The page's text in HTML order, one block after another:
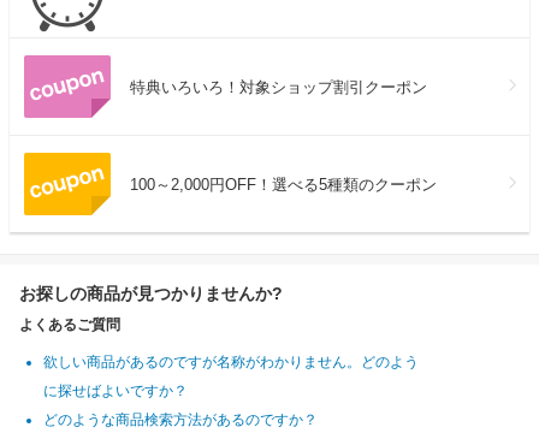
特典いろいろ！対象ショップ割引クーポン
100～2,000円OFF！選べる5種類のクーポン
お探しの商品が見つかりませんか?
よくあるご質問
欲しい商品があるのですが名称がわかりません。どのよう
に探せばよいですか？
どのような商品検索方法があるのですか？